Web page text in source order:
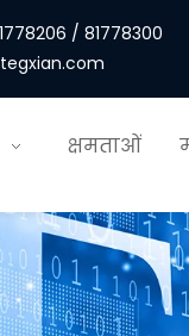
/
क्षमताओं